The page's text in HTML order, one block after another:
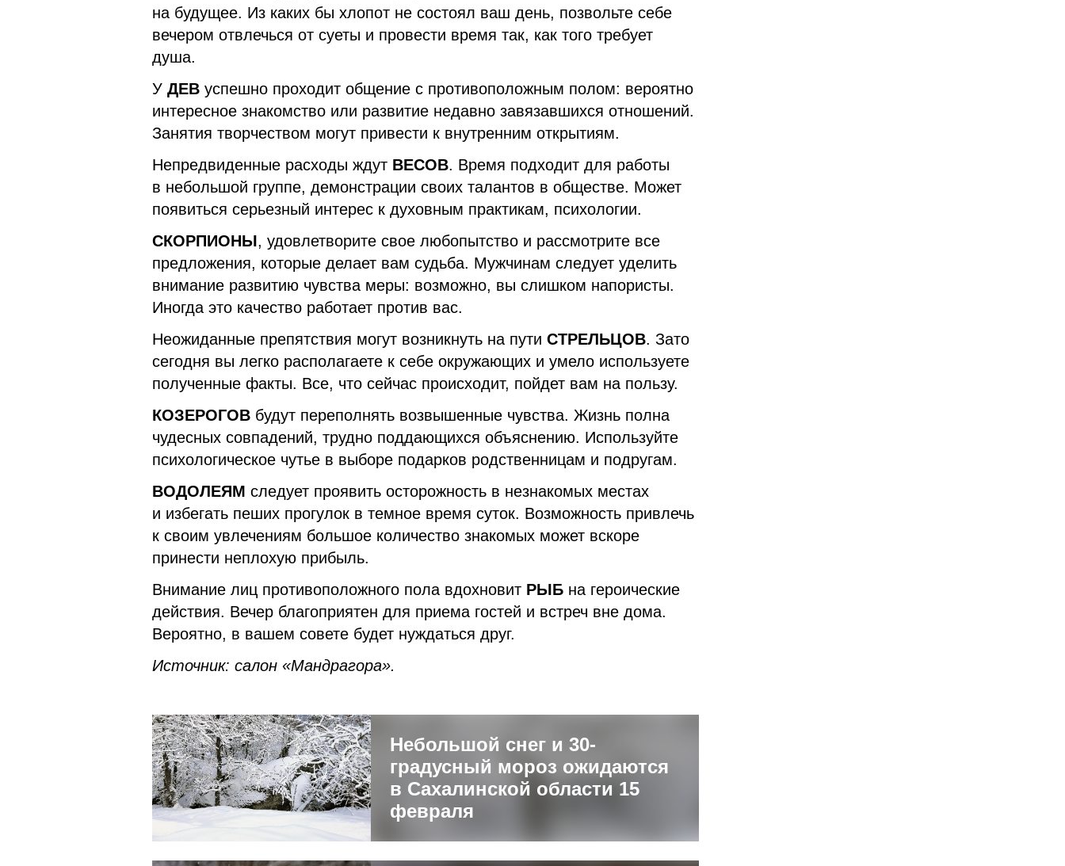
на будущее. Из каких бы хлопот не состоял ваш день, позвольте себе
вечером отвлечься от суеты и провести время так, как того требует
душа.
У ДЕВ успешно проходит общение с противоположным полом: вероятно
интересное знакомство или развитие недавно завязавшихся отношений.
Занятия творчеством могут привести к внутренним открытиям.
Непредвиденные расходы ждут ВЕСОВ. Время подходит для работы
в небольшой группе, демонстрации своих талантов в обществе. Может
появиться серьезный интерес к духовным практикам, психологии.
СКОРПИОНЫ, удовлетворите свое любопытство и рассмотрите все
предложения, которые делает вам судьба. Мужчинам следует уделить
внимание развитию чувства меры: возможно, вы слишком напористы.
Иногда это качество работает против вас.
Неожиданные препятствия могут возникнуть на пути СТРЕЛЬЦОВ. Зато
сегодня вы легко располагаете к себе окружающих и умело используете
полученные факты. Все, что сейчас происходит, пойдет вам на пользу.
КОЗЕРОГОВ будут переполнять возвышенные чувства. Жизнь полна
чудесных совпадений, трудно поддающихся объяснению. Используйте
психологическое чутье в выборе подарков родственницам и подругам.
ВОДОЛЕЯМ следует проявить осторожность в незнакомых местах
и избегать пеших прогулок в темное время суток. Возможность привлечь
к своим увлечениям большое количество знакомых может вскоре
принести неплохую прибыль.
Внимание лиц противоположного пола вдохновит РЫБ на героические
действия. Вечер благоприятен для приема гостей и встреч вне дома.
Вероятно, в вашем совете будет нуждаться друг.
Источник: салон «Мандрагора».
Небольшой снег и 30-
градусный мороз ожидаются
в Сахалинской области 15
февраля